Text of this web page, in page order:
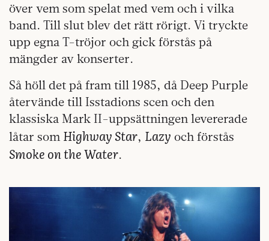
över vem som spelat med vem och i vilka
band. Till slut blev det rätt rörigt. Vi tryckte
upp egna T-tröjor och gick förstås på
mängder av konserter.
Så höll det på fram till 1985, då Deep Purple
återvände till Isstadions scen och den
klassiska Mark II-uppsättningen levererade
låtar som Highway Star, Lazy och förstås
Smoke on the Water.